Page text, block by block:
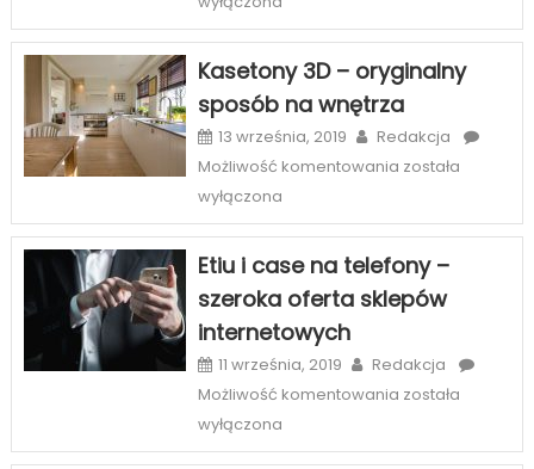
sposób
piękny
uśmiech
w
Szczecinie
Kasetony 3D – oryginalny
sposób na wnętrza
13 września, 2019
Redakcja
Możliwość komentowania Kasetony
–
sposób
na
została
wyłączona
Etiu i case na telefony –
szeroka oferta sklepów
internetowych
11 września, 2019
Redakcja
Możliwość komentowania Etiu
case
została
wyłączona